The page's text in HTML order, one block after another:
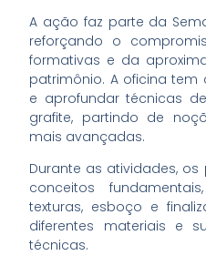
A ação faz parte da
reforçando o
formativas e da
patrimônio. A oficina
e aprofundar técnicas
grafite, partindo de
mais avançadas.
Durante as atividades,
conceitos
texturas, esboço e
diferentes materiais e
técnicas.